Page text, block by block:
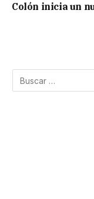
Colón inicia un